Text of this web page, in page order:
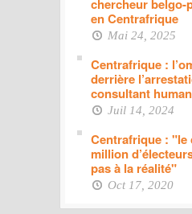
chercheur belgo-
en Centrafrique
Mai 24, 2025
Centrafrique :
derrière
consultant
Juil 14, 2024
Centrafrique : "le
million
pas à la réalité"
Oct 17, 2020